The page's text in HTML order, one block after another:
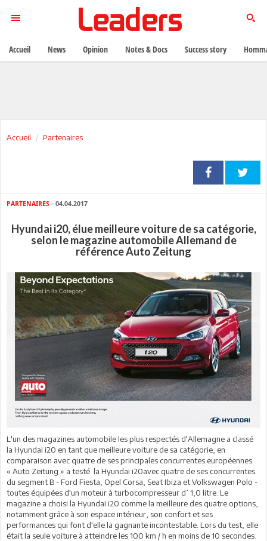
Accueil Partenaires
PARTENAIRES - 04.04.2017
Hyundai i20, élue meilleure voiture de sa catégorie,
selon le magazine automobile Allemand de
référence Auto Zeitung
L'un des magazines automobile les plus respectés d'Allemagne a classé
la Hyundai i20 en tant que meilleure voiture de sa catégorie, en
comparaison avec quatre de ses principales concurrentes européennes.
« Auto Zeitung » a testé la Hyundai i20avec quatre de ses concurrentes
du segment B - Ford Fiesta, Opel Corsa, Seat Ibiza et Volkswagen Polo -
toutes équipées d'un moteur à turbocompresseur d’ 1,0 litre. Le
magazine a choisi la Hyundai i20 comme la meilleure des quatre options,
notamment grâce à son espace intérieur, son confort et ses
performances qui font d'elle la gagnante incontestable. Lors du test, elle
était la seule voiture à atteindre les 100 km / h en moins de 10 secondes.
Accueil News Opinion Notes & Docs Success story